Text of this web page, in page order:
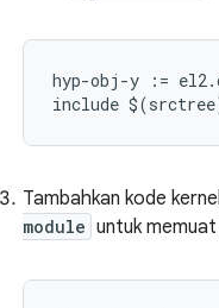
hyp-obj -y := el2.
include $(srctree
Tambahkan kode
module untuk